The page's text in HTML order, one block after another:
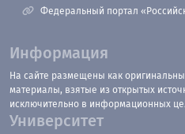
Федеральный портал
Информация
На сайте размещены как
материалы, взятые из открытых
исключительно в информационных
Университет